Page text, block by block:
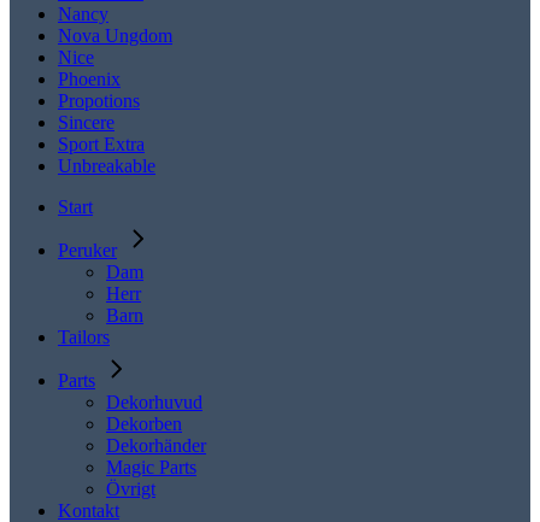
Nancy
Nova Ungdom
Nice
Phoenix
Propotions
Sincere
Sport Extra
Unbreakable
Start
Peruker
Dam
Herr
Barn
Tailors
Parts
Dekorhuvud
Dekorben
Dekorhänder
Magic Parts
Övrigt
Kontakt